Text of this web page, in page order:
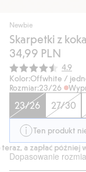
Newbie
Skarpetki z
34,99 PLN
4.9
Kolor:Offwhite /
Rozmiar:23/26
23/26 27/30
Ten produkt
a zapłać później
Dopasowanie